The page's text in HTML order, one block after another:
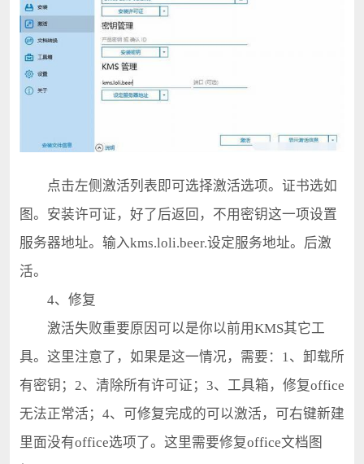
点击左侧激活列表即可选择激活选项。证书选如
图。安装许可证，好了后返回，不用密钥这一项设置
服务器地址。输入kms.loli.beer.设定服务地址。后激
活。
4、修复
激活失败重要原因可以是你以前用KMS其它工
具。这里注意了，如果是这一情况，需要：1、卸载所
有密钥；2、清除所有许可证；3、工具箱，修复office
无法正常活；4、可修复完成的可以激活，可右键新建
里面没有office选项了。这里需要修复office文档图